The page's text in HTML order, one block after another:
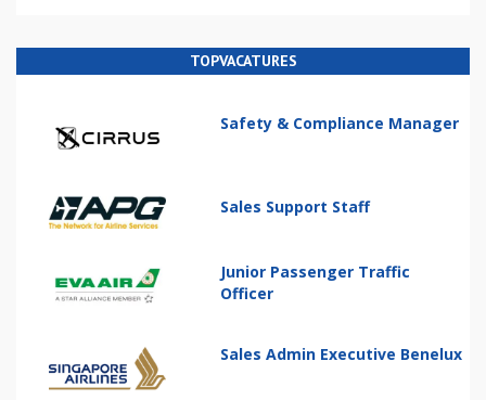
TOPVACATURES
Safety & Compliance Manager
Sales Support Staff
Junior Passenger Traffic
Officer
Sales Admin Executive Benelux